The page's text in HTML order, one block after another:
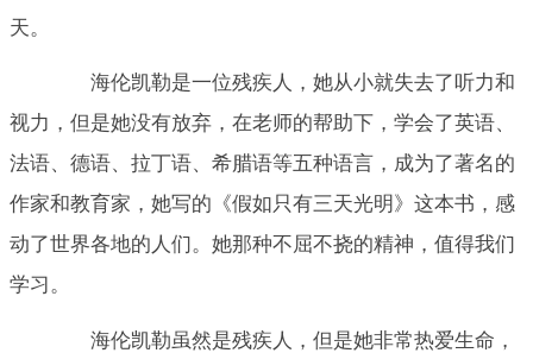
天。
海伦凯勒是一位残疾人，她从小就失去了听力和
视力，但是她没有放弃，在老师的帮助下，学会了英语、
法语、德语、拉丁语、希腊语等五种语言，成为了著名的
作家和教育家，她写的《假如只有三天光明》这本书，感
动了世界各地的人们。她那种不屈不挠的精神，值得我们
学习。
海伦凯勒虽然是残疾人，但是她非常热爱生命，